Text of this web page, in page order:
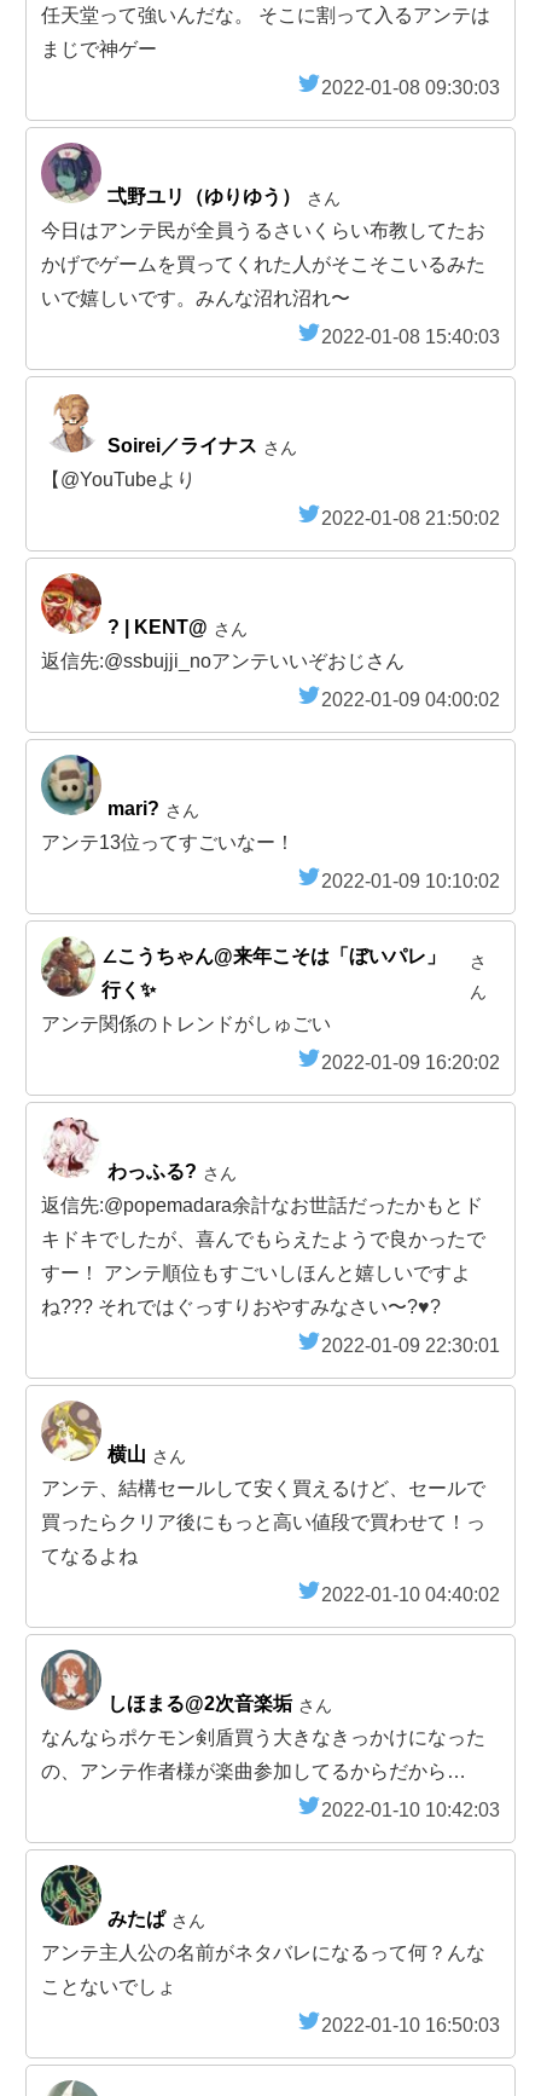
任天堂って強いんだな。 そこに割って入るアンテは
まじで神ゲー
2022-01-08 09:30:03
弌野ユリ（ゆりゆう） さん
今日はアンテ民が全員うるさいくらい布教してたお
かげでゲームを買ってくれた人がそこそこいるみた
いで嬉しいです。みんな沼れ沼れ〜
2022-01-08 15:40:03
Soirei／ライナス さん
【@YouTubeより
2022-01-08 21:50:02
? | KENT@ さん
返信先:@ssbujji_noアンテいいぞおじさん
2022-01-09 04:00:02
mari? さん
アンテ13位ってすごいなー！
2022-01-09 10:10:02
∠こうちゃん@来年こそは「ぼいパレ」
行く✨
さ
ん
アンテ関係のトレンドがしゅごい
2022-01-09 16:20:02
わっふる? さん
返信先:@popemadara余計なお世話だったかもとド
キドキでしたが、喜んでもらえたようで良かったで
すー！ アンテ順位もすごいしほんと嬉しいですよ
ね??? それではぐっすりおやすみなさい〜?♥?
2022-01-09 22:30:01
横山 さん
アンテ、結構セールして安く買えるけど、セールで
買ったらクリア後にもっと高い値段で買わせて！っ
てなるよね
2022-01-10 04:40:02
しほまる@2次音楽垢 さん
なんならポケモン剣盾買う大きなきっかけになった
の、アンテ作者様が楽曲参加してるからだから…
2022-01-10 10:42:03
みたぱ さん
アンテ主人公の名前がネタバレになるって何？んな
ことないでしょ
2022-01-10 16:50:03